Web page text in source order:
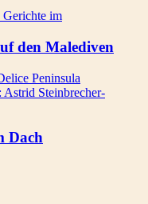
den Malediven
Dach